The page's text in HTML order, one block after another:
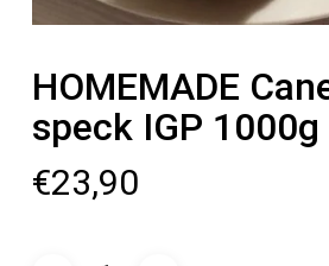
HOMEMADE
speck IGP 1000g
€23,90